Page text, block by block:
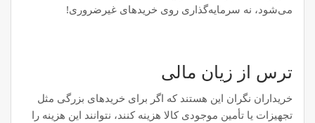
می‌شود، نه سرمایه‌گذاری روی خریدهای غیرضروری!
ترس از زیان مالی
خریداران نگران این هستند که اگر برای خریدهای بزرگی مثل
تجهیزات یا تأمین موجودی کالا هزینه کنند، نتوانند این هزینه را